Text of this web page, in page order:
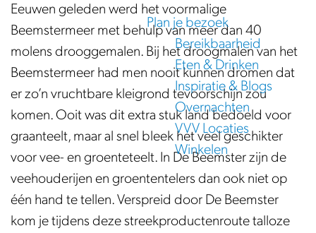
Plan je bezoek
Bereikbaarheid
Eten & Drinken
Inspiratie & Blogs
Overnachten
VVV Locaties
Winkelen
Eeuwen geleden werd het voormalige
Beemstermeer met behulp van meer dan 40
molens drooggemalen. Bij het droogmalen van het
Beemstermeer had men nooit kunnen dromen dat
er zo’n vruchtbare kleigrond tevoorschijn zou
komen. Ooit was dit extra stuk land bedoeld voor
graanteelt, maar al snel bleek het veel geschikter
voor vee- en groenteteelt. In De Beemster zijn de
veehouderijen en groententelers dan ook niet op
één hand te tellen. Verspreid door De Beemster
kom je tijdens deze streekproductenroute talloze